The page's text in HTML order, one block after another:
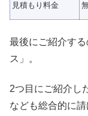
見積もり料金
最後にご紹介す
ス」。
2つ目にご紹介し
なども総合的に請